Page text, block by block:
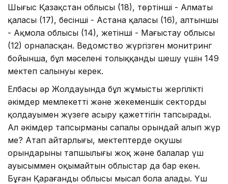
Шығыс Қазақстан облысы (18), төртінші - Алматы
қаласы (17), бесінші - Астана қаласы (16), алтыншы
- Ақмола облысы (14), жетінші - Маңғыстау облысы
(12) орналасқан. Ведомство жүргізген монитринг
бойынша, бұл мәселені толыққанды шешу үшін 149
мектеп салынуы керек.
Елбасы әр Жолдауында бұл жұмысты жергілікті
әкімдер мемлекеттің және жекеменшік сектордың
қолдауымен жүзеге асыру қажеттігін тапсырады.
Ал әкімдер тапсырманы сапалы орындай алып жүр
ме? Атап айтарлығы, мектептерде оқушы
орындарының тапшылығы жоқ және балалар үш
ауысыммен оқымайтын облыстар да бар екен.
Бұған Қарағанды облысы мысал бола алады. Үш